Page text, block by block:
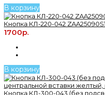
В корзину
Кнопка КЛ-220-042
1700р.
В корзину
Кнопка КЛ-300-043 (без